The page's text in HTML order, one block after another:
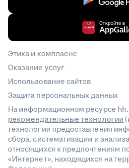
Этика и комплаенс
Оказание услуг
Использование сайтов
Защита персональных данных
На информационном ресурсе
рекомендательные технологии
технологии предоставления
сбора, систематизации и
относящихся к предпочтениям
«Интернет», находящихся на